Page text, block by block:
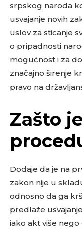
srpskog naroda
usvajanje novih
uslov za sticanje
o pripadnosti
mogućnost i za
značajno širenje
pravo na
Zašto
Dodaje da je na
zakon nije u
odnosno da ga
predlaže
iako akt više